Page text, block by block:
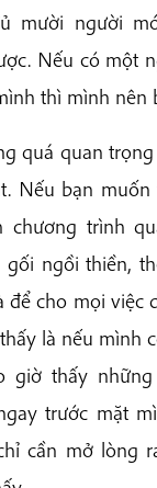
mười người
Nếu có một
thì mình nên
quá quan
Nếu bạn muốn
chương trình
gối ngồi thiền,
để cho mọi việc
là nếu mình
giờ thấy
trước mặt
cần mở lòng